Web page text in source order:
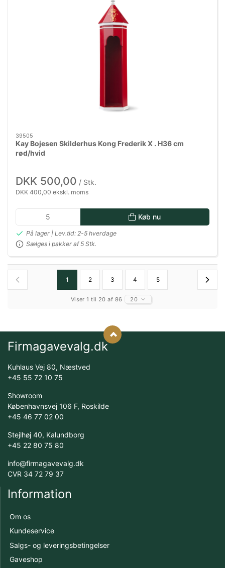
39505
Kay Bojesen Skilderhus Kong Frederik X . H36 cm
rød/hvid
DKK 500,00 / Stk.
DKK 400,00 ekskl. moms
Køb nu
På lager | Lev.tid: 2-5 hverdage
Sælges i pakker af 5 Stk.
1 2 3 4 5
Viser 1 til 20 af 86 20
Firmagavevalg.dk
Kuhlaus Vej 80, Næstved
+45 55 72 10 75
Showroom
Københavnsvej 106 F, Roskilde
+45 46 77 02 00
Stejlhøj 40, Kalundborg
+45 22 80 75 80
info@firmagavevalg.dk
CVR 34 72 79 37
Information
Om os
Kundeservice
Salgs- og leveringsbetingelser
Gaveshop